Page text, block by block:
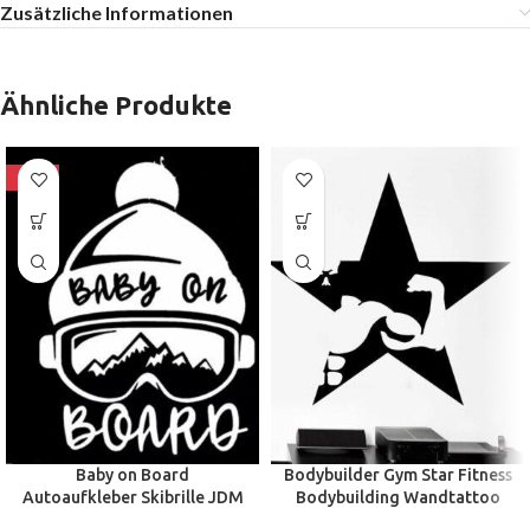
Zusätzliche Informationen
Ähnliche Produkte
-80%
Baby on Board
Autoaufkleber Skibrille JDM
Bodybuilder Gym Star Fitness
Bodybuilding Wandtattoo